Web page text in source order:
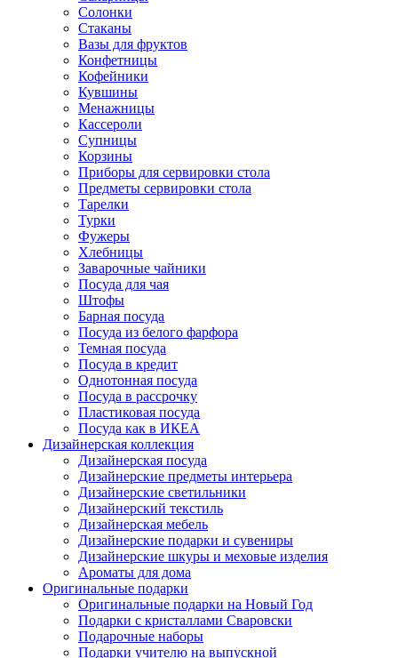
Солонки
Стаканы
Вазы для фруктов
Конфетницы
Кофейники
Кувшины
Менажницы
Кассероли
Супницы
Корзины
Приборы для сервировки стола
Предметы сервировки стола
Тарелки
Турки
Фужеры
Хлебницы
Заварочные чайники
Посуда для чая
Штофы
Барная посуда
Посуда из белого фарфора
Темная посуда
Посуда в кредит
Однотонная посуда
Посуда в рассрочку
Пластиковая посуда
Посуда как в ИКЕА
Дизайнерская коллекция
Дизайнерская посуда
Дизайнерские предметы интерьера
Дизайнерские светильники
Дизайнерский текстиль
Дизайнерская мебель
Дизайнерские подарки и сувениры
Дизайнерские шкуры и меховые изделия
Ароматы для дома
Оригинальные подарки
Оригинальные подарки на Новый Год
Подарки с кристаллами Сваровски
Подарочные наборы
Подарки учителю на выпускной